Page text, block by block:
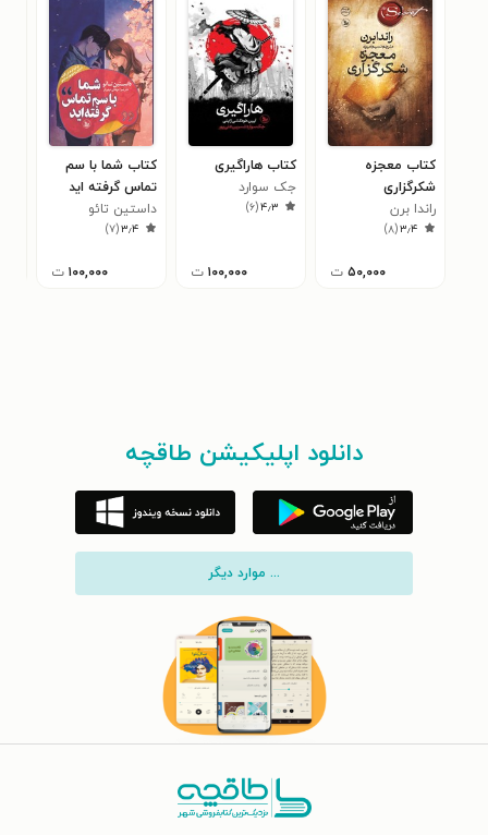
کتاب معجزه
شکرگزاری
راندا برن
۳٫۴(۸)
۵۰,۰۰۰ ت
کتاب هاراگیری
جک سوارد
۴٫۳(۶)
۱۰۰,۰۰۰ ت
کتاب شما با سم
تماس گرفته اید
داستین تائو
۳٫۴(۷)
۱۰۰,۰۰۰ ت
دانلود اپلیکیشن طاقچه
... موارد دیگر